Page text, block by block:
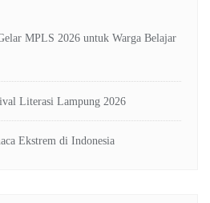
MPLS 2026 untuk Warga Belajar
Literasi Lampung 2026
Ekstrem di Indonesia